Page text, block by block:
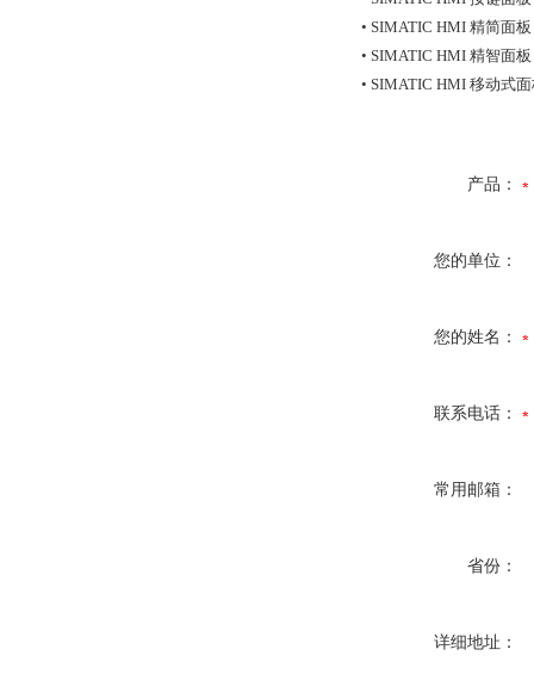
• SIMATIC HMI 精简面
• SIMATIC HMI 精智面
• SIMATIC HMI 移动式
产品：
您的单位：
您的姓名：
联系电话：
常用邮箱：
省份：
详细地址：